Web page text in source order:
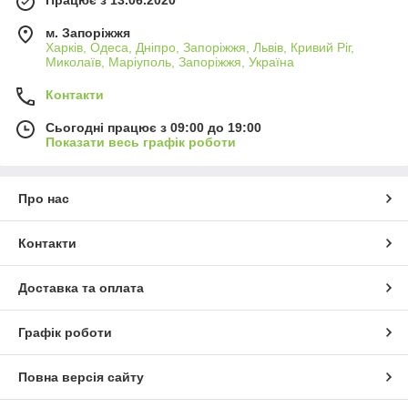
м. Запоріжжя
Харків, Одеса, Дніпро, Запоріжжя, Львів, Кривий Ріг,
Миколаїв, Маріуполь, Запоріжжя, Україна
Контакти
Сьогодні працює з 09:00 до 19:00
Показати весь графік роботи
Про нас
Контакти
Доставка та оплата
Графік роботи
Повна версія сайту